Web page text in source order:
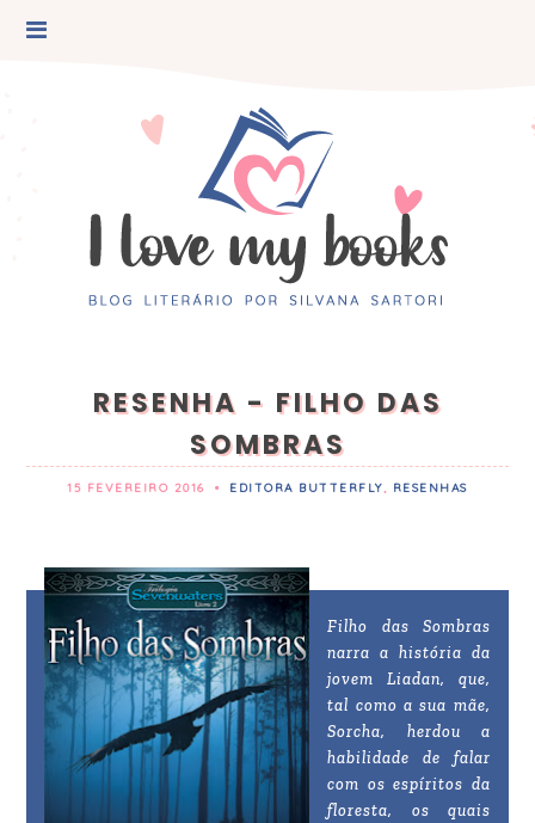
RESENHA - FILHO DAS
SOMBRAS
15 FEVEREIRO 2016 • EDITORA BUTTERFLY, RESENHAS
Filho das Sombras
narra a história da
jovem Liadan, que,
tal como a sua mãe,
Sorcha, herdou a
habilidade de falar
com os espíritos da
floresta, os quais